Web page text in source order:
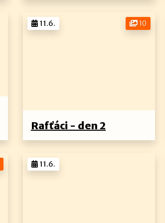
Rafťáci - den 2
10
11.6.
11.6.